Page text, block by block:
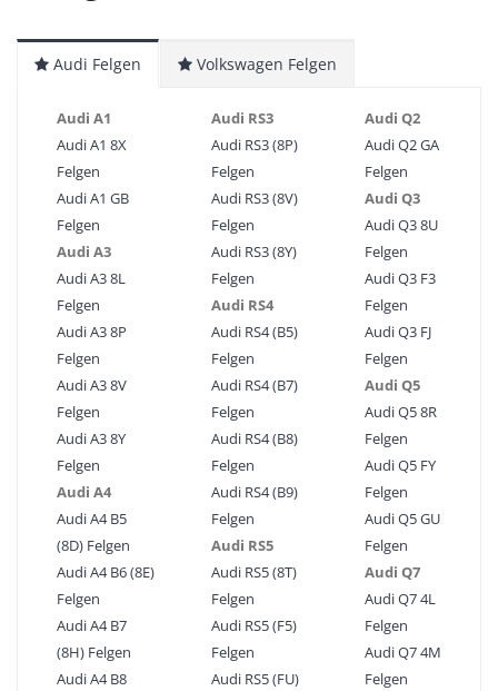
Audi Felgen Volkswagen Felgen
Audi A1
Audi A1 8X
Felgen
Audi A1 GB
Felgen
Audi A3
Audi A3 8L
Felgen
Audi A3 8P
Felgen
Audi A3 8V
Felgen
Audi A3 8Y
Felgen
Audi A4
Audi A4 B5
(8D) Felgen
Audi A4 B6 (8E)
Felgen
Audi A4 B7
(8H) Felgen
Audi A4 B8
Audi RS3
Audi RS3 (8P)
Felgen
Audi RS3 (8V)
Felgen
Audi RS3 (8Y)
Felgen
Audi RS4
Audi RS4 (B5)
Felgen
Audi RS4 (B7)
Felgen
Audi RS4 (B8)
Felgen
Audi RS4 (B9)
Felgen
Audi RS5
Audi RS5 (8T)
Felgen
Audi RS5 (F5)
Felgen
Audi RS5 (FU)
Audi Q2
Audi Q2 GA
Felgen
Audi Q3
Audi Q3 8U
Felgen
Audi Q3 F3
Felgen
Audi Q3 FJ
Felgen
Audi Q5
Audi Q5 8R
Felgen
Audi Q5 FY
Felgen
Audi Q5 GU
Felgen
Audi Q7
Audi Q7 4L
Felgen
Audi Q7 4M
Felgen